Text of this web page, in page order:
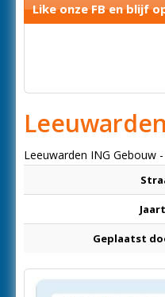
Like onze FB en blijf
Leeuwarden
Leeuwarden ING Gebouw
Geplaatst